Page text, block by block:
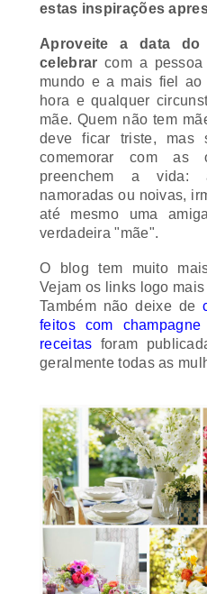
estas inspirações
Aproveite a data
celebrar com a
mundo e a mais fiel
hora e qualquer
mãe. Quem não tem
deve ficar triste, mas
comemorar com as
preenchem a vida:
namoradas ou noivas,
até mesmo uma
verdadeira "mãe".
O blog tem muito
Vejam os links logo mais
Também não deixe de
feitos com champagne
receitas foram
geralmente todas as